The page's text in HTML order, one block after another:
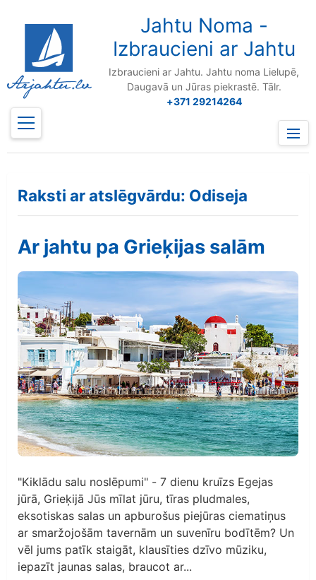
Jahtu Noma -
Izbraucieni ar Jahtu
Izbraucieni ar Jahtu. Jahtu noma Lielupē,
Daugavā un Jūras piekrastē. Tālr.
+371 29214264
Menu
Raksti ar atslēgvārdu: Odiseja
Ar jahtu pa Grieķijas salām
"Kiklādu salu noslēpumi" - 7 dienu kruīzs Egejas
jūrā, Grieķijā Jūs mīlat jūru, tīras pludmales,
eksotiskas salas un apburošus piejūras ciematiņus
ar smaržojošām tavernām un suvenīru bodītēm? Un
vēl jums patīk staigāt, klausīties dzīvo mūziku,
iepazīt jaunas salas, braucot ar...